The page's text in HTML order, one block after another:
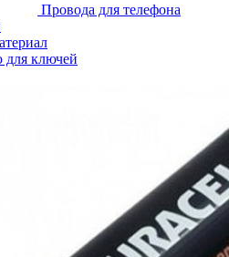
Провода для телефона
ключей